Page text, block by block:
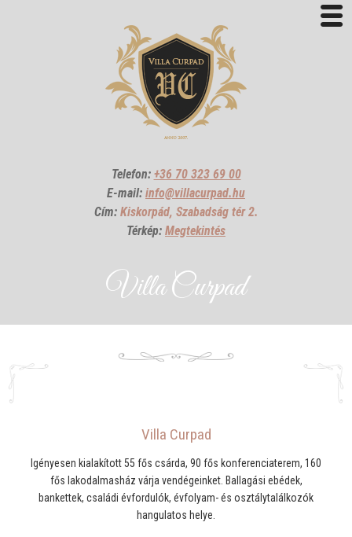
Telefon: +36 70 323 69 00
E-mail: info@villacurpad.hu
Cím: Kiskorpád, Szabadság tér 2.
Térkép: Megtekintés
Villa Curpad
Villa Curpad
Igényesen kialakított 55 fős csárda, 90 fős konferenciaterem, 160
fős lakodalmasház várja vendégeinket. Ballagási ebédek,
bankettek, családi évfordulók, évfolyam- és osztálytalálkozók
hangulatos helye.